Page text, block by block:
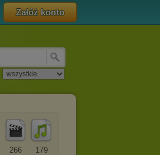
Załóż konto
179
266